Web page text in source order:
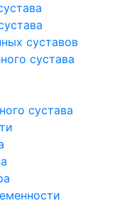
суставов
сустава
сустава